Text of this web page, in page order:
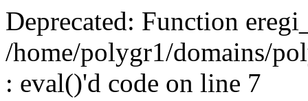
Deprecated: Function
/home/polygr1/domains/
: eval()'d code on line 7